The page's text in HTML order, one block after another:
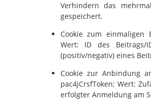
Verhindern das
gespeichert.
Cookie zum einmaligen
Wert: ID des Beitrags/
(positiv/negativ) eines
Cookie zur Anbindung
pac4jCrsfToken; Wert:
erfolgter Anmeldung am